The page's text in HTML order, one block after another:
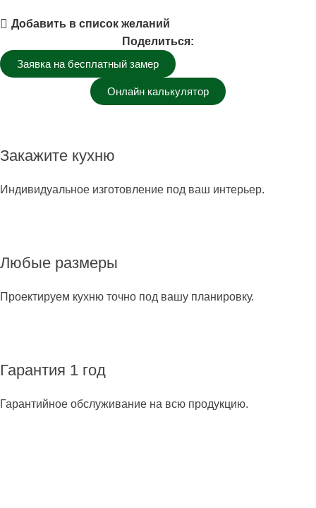
Добавить в список желаний
Поделиться:
Заявка на бесплатный замер
Онлайн калькулятор
Закажите кухню
Индивидуальное изготовление под ваш интерьер.
Любые размеры
Проектируем кухню точно под вашу планировку.
Гарантия 1 год
Гарантийное обслуживание на всю продукцию.